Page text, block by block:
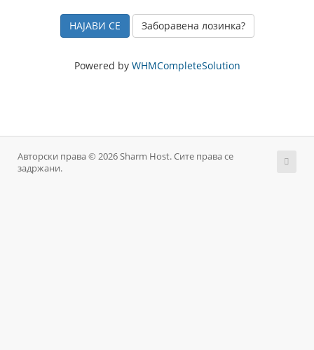
Заборавена лозинка?
Powered by WHMCompleteSolution
Авторски права © 2026 Sharm Host. Сите права се
задржани.